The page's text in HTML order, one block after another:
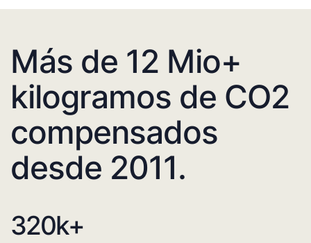
Más de 12 Mio+
kilogramos de CO2
compensados
desde 2011.
320k+